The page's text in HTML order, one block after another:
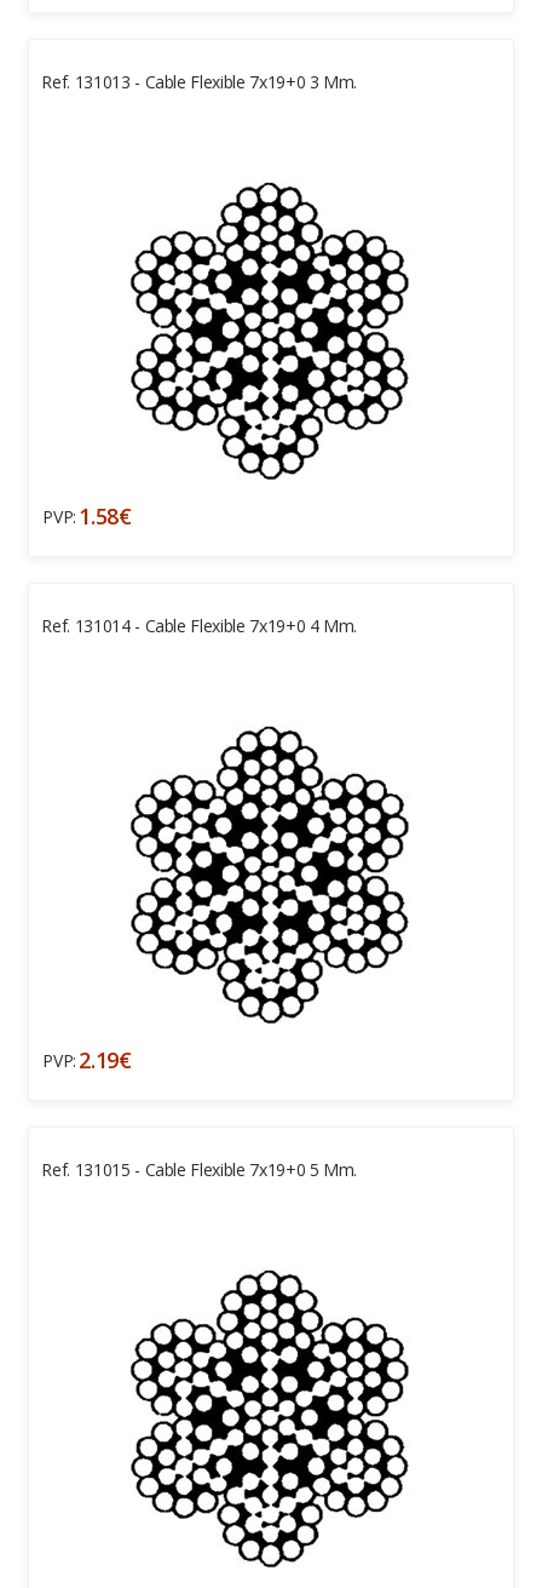
Ref. 131013 - Cable Flexible 7x19+0 3 Mm.
PVP: 1.58€
Ref. 131014 - Cable Flexible 7x19+0 4 Mm.
PVP: 2.19€
Ref. 131015 - Cable Flexible 7x19+0 5 Mm.